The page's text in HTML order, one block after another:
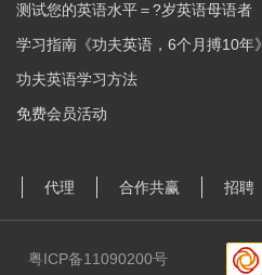
测试您的英语水平＝?岁英语母语者
学习指南《功夫英语，6个月搏10年》
功夫英语学习方法
免费会员活动
代理 合作共赢 招聘
粤ICP备11090200号